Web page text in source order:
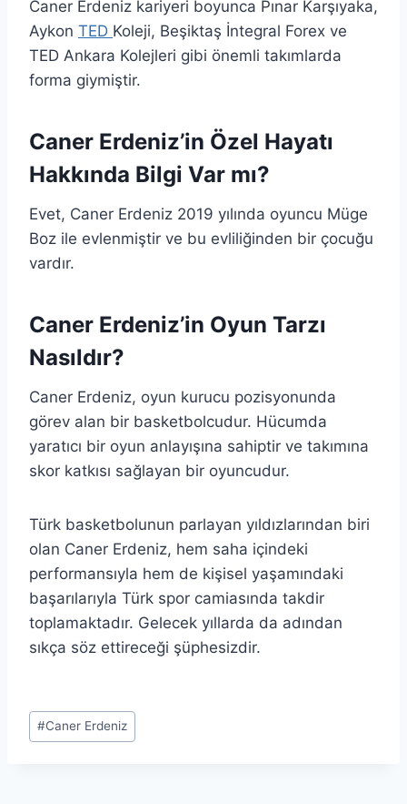
Caner Erdeniz kariyeri boyunca Pınar Karşıyaka,
Aykon TED Koleji, Beşiktaş İntegral Forex ve
TED Ankara Kolejleri gibi önemli takımlarda
forma giymiştir.
Caner Erdeniz’in Özel Hayatı
Hakkında Bilgi Var mı?
Evet, Caner Erdeniz 2019 yılında oyuncu Müge
Boz ile evlenmiştir ve bu evliliğinden bir çocuğu
vardır.
Caner Erdeniz’in Oyun Tarzı
Nasıldır?
Caner Erdeniz, oyun kurucu pozisyonunda
görev alan bir basketbolcudur. Hücumda
yaratıcı bir oyun anlayışına sahiptir ve takımına
skor katkısı sağlayan bir oyuncudur.
Türk basketbolunun parlayan yıldızlarından biri
olan Caner Erdeniz, hem saha içindeki
performansıyla hem de kişisel yaşamındaki
başarılarıyla Türk spor camiasında takdir
toplamaktadır. Gelecek yıllarda da adından
sıkça söz ettireceği şüphesizdir.
Post
Tags:
#Caner Erdeniz